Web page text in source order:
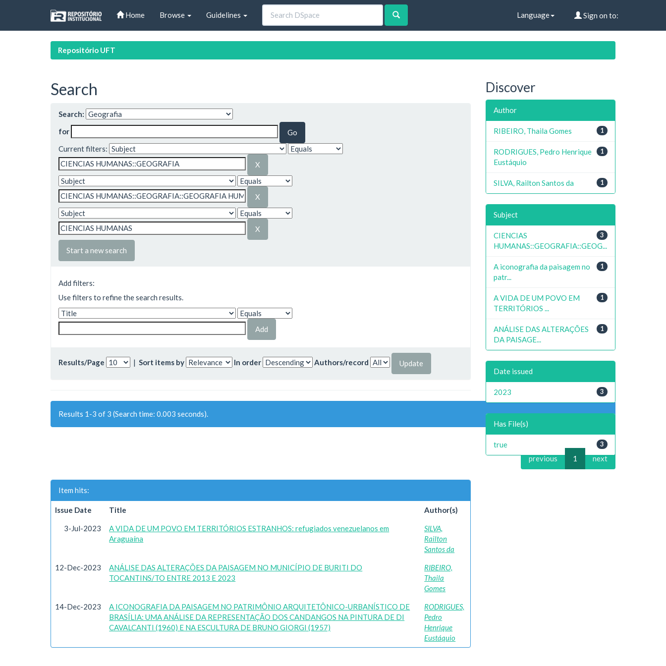
Home Browse Guidelines Language Sign on to:
Repositório UFT
Search
Search:
for
Current filters:
Start a new search
Add filters:
Use filters to refine the search results.
Results/Page | Sort items by In order Authors/record
Results 1-3 of 3 (Search time: 0.003 seconds).
previous 1 next
Item hits:
Issue Date Title Author(s)
3-Jul-2023
A VIDA DE UM POVO EM TERRITÓRIOS ESTRANHOS: refugiados venezuelanos em
Araguaína
SILVA,
Railton
Santos da
12-Dec-2023
ANÁLISE DAS ALTERAÇÕES DA PAISAGEM NO MUNICÍPIO DE BURITI DO
TOCANTINS/TO ENTRE 2013 E 2023
RIBEIRO,
Thaila
Gomes
14-Dec-2023
A ICONOGRAFIA DA PAISAGEM NO PATRIMÔNIO ARQUITETÔNICO-URBANÍSTICO DE
BRASÍLIA: UMA ANÁLISE DA REPRESENTAÇÃO DOS CANDANGOS NA PINTURA DE DI
CAVALCANTI (1960) E NA ESCULTURA DE BRUNO GIORGI (1957)
RODRIGUES,
Pedro
Henrique
Eustáquio
Discover
Author
1
RIBEIRO, Thaila Gomes
1
RODRIGUES, Pedro Henrique
Eustáquio
1
SILVA, Railton Santos da
Subject
3
CIENCIAS
HUMANAS::GEOGRAFIA::GEOG...
1
A iconografia da paisagem no
patr...
1
A VIDA DE UM POVO EM
TERRITÓRIOS ...
1
ANÁLISE DAS ALTERAÇÕES
DA PAISAGE...
Date issued
3
2023
Has File(s)
3
true